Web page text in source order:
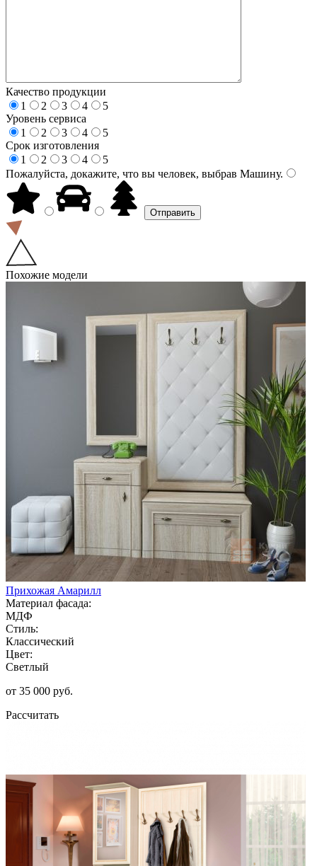
Качество продукции
1
2 3 4
5
Уровень сервиса
1
2 3 4
5
Срок изготовления
1
2 3 4
5
Пожалуйста, докажите, что вы человек, выбрав Машину.
Похожие модели
Прихожая Амарилл
Материал фасада:
МДФ
Стиль:
Классический
Цвет:
Светлый
от 35 000 руб.
Рассчитать